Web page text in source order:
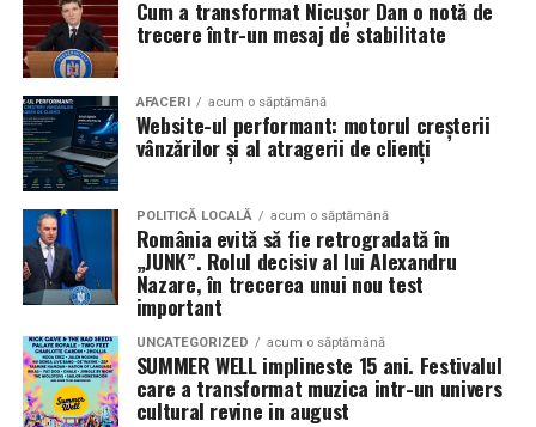
mea”de la Cinema City din City Park Constanța,de la
18:30, unde
regizorul Paul Decu și actrița Azaleea
Necula, originari din Constanța și împrejurimi, vor
prezenta filmul alături de colegii lor
Alexandra Răduță și Gabriel Vatavu.
Cinema City Shopping City Galați
12 februarie de la 18:30la întâlnirea cu actrițele
State și Azaleea Necula și regizorul Paul Decu.
Pe 13 februarie la ora 18:30, spectatorii dinIași
invitați la proiecția specială din
Mall, alături de regizorulPaul Decuși de
actoriiGabriel Vatavu, Sergiu Costache, Azaleea
Necula, Alexandra Răduță.
Cum a transformat Nicușor Dan o notă de
trecere într-un mesaj de stabilitate
AFACERI acum o săptămână
Website-ul performant: motorul creșterii
vânzărilor și al atragerii de clienți
POLITICĂ LOCALĂ acum o săptămână
România evită să fie retrogradată în
„JUNK”. Rolul decisiv al lui Alexandru
Nazare, în trecerea unui nou test
important
UNCATEGORIZED acum o săptămână
SUMMER WELL implineste 15 ani. Festivalul
care a transformat muzica intr-un univers
cultural revine in august